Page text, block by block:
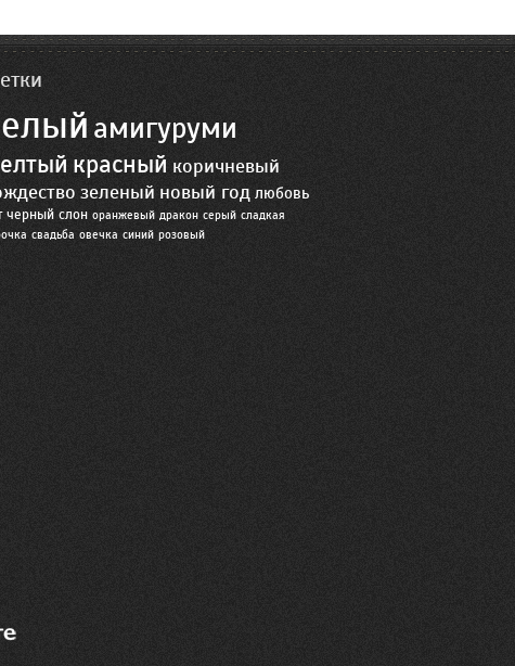
амигуруми
красный коричневый
зеленый новый год любовь
черный слон оранжевый дракон серый сладкая
свадьба овечка синий розовый